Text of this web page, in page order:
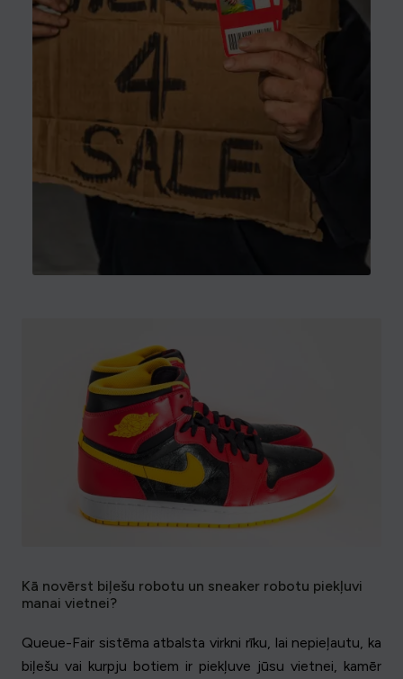
Kā novērst biļešu robotu un sneaker robotu piekļuvi
manai vietnei?
Queue-Fair sistēma atbalsta virkni rīku, lai nepieļautu, ka
biļešu vai kurpju botiem ir piekļuve jūsu vietnei, kamēr